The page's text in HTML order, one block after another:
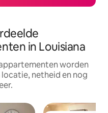
in Louisiana
worden
netheid en nog